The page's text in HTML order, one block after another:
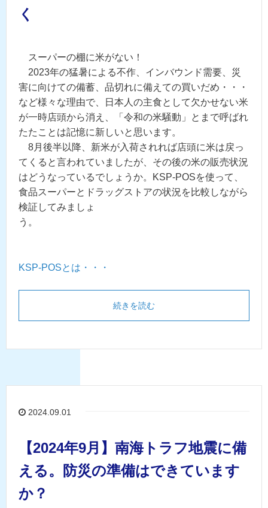
く
スーパーの棚に米がない！
2023年の猛暑による不作、インバウンド需要、災
害に向けての備蓄、品切れに備えての買いだめ・・・
など様々な理由で、日本人の主食として欠かせない米
が一時店頭から消え、「令和の米騒動」とまで呼ばれ
たたことは記憶に新しいと思います。
8月後半以降、新米が入荷されれば店頭に米は戻っ
てくると言われていましたが、その後の米の販売状況
はどうなっているでしょうか。KSP-POSを使って、
食品スーパーとドラッグストアの状況を比較しながら
検証してみましょ
う。
KSP-POSとは・・・
続きを読む
2024.09.01
【2024年9月】南海トラフ地震に備
える。防災の準備はできています
か？